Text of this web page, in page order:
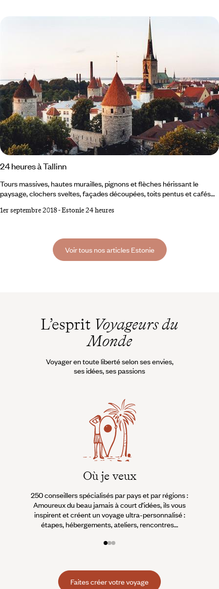
pieds, Kalamaja, un ancien quartier d'entrepôts décrépits, d'usines
abandonnées et de maisons de bois délabrées, a été repris il y a peu
24 heures à Tallinn
Tours massives, hautes murailles, pignons et flèches hérissant le
paysage, clochers sveltes, façades découpées, toits pentus et cafés
patrimoine exceptionnel et magnifiquement restauré. C’est aussi la
les usines réhabilitées en ateliers d’artistes ou espaces de co-working.
1er septembre 2018-Estonie 24 heures
Voir tous nos articles Estonie
L’esprit Voyageurs du
Monde
Voyager en toute liberté selon ses envies,
ses idées, ses passions
Où je veux
250 conseillers spécialisés par pays et par régions :
Amoureux du beau jamais à court d’idées, ils vous
inspirent et créent un voyage ultra-personnalisé :
étapes, hébergements, ateliers, rencontres…
Faites créer votre voyage